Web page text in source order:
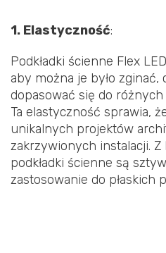
1. Elastyczność:
Podkładki ścienne Flex
aby można je było zginać,
dopasować się do
Ta elastyczność sprawia,
unikalnych projektów
zakrzywionych instalacji.
podkładki ścienne są
zastosowanie do płaskich